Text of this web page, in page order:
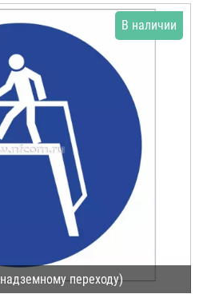
переходу)
В наличии